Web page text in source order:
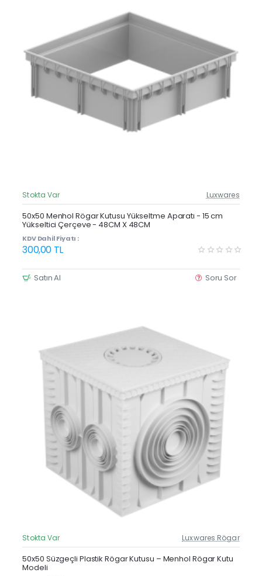
Güncel Fiyat
Yeni Ürün
Stokta Var Luxwares
50x50 Menhol Rögar Kutusu Yükseltme Aparatı - 15 cm
Yükseltici Çerçeve - 48CM X 48CM
KDV Dahil Fiyatı :
300,00 TL
Satın Al Soru Sor
Güncel Fiyat
Yeni Ürün
Stokta Var Luxwares Rögar
50x50 Süzgeçli Plastik Rögar Kutusu – Menhol Rögar Kutu
Modeli